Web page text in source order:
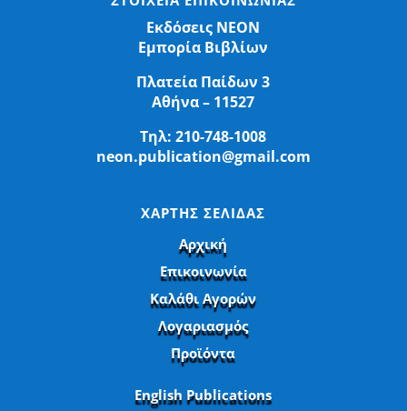
Εκδόσεις ΝΕΟΝ
Εμπορία Βιβλίων
Πλατεία Παίδων 3
Αθήνα – 11527
Τηλ:210-748-1008
neon.publication@gmail.com
ΧΑΡΤΗΣ ΣΕΛΙΔΑΣ
Αρχική
Επικοινωνία
Καλάθι Αγορών
Λογαριασμός
Προϊόντα
English Publications